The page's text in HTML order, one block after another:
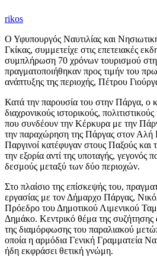
rikos
Ο Υφυπουργός Ναυτιλίας και
Γκίκας, συμμετείχε στις επετειακές
συμπλήρωση 70 χρόνων τουρισμού
πραγματοποιήθηκαν προς τιμήν του
ανάπτυξης της περιοχής, Πέτρου
Κατά την παρουσία του στην Πάργα, ο
διαχρονικούς ιστορικούς,
που συνδέουν την Κέρκυρα με την
την παραχώρηση της Πάργας στον Αλή
Παργινοί κατέφυγαν στους Παξούς και
την εξορία αντί της υποταγής, γεγονός
δεσμούς μεταξύ των δύο περιοχών.
Στο πλαίσιο της επίσκεψής του,
εργασίας με τον Δήμαρχο Πάργας,
Πρόεδρο του Δημοτικού Λιμενικού
Δημάκο. Κεντρικό θέμα της συζήτησης
της διαμόρφωσης του παραλιακού
οποία η αρμόδια Γενική Γραμματεία
ήδη εκφράσει θετική γνώμη.